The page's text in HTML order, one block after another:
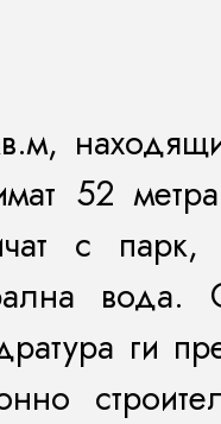
52
с парк,
вода.
ги